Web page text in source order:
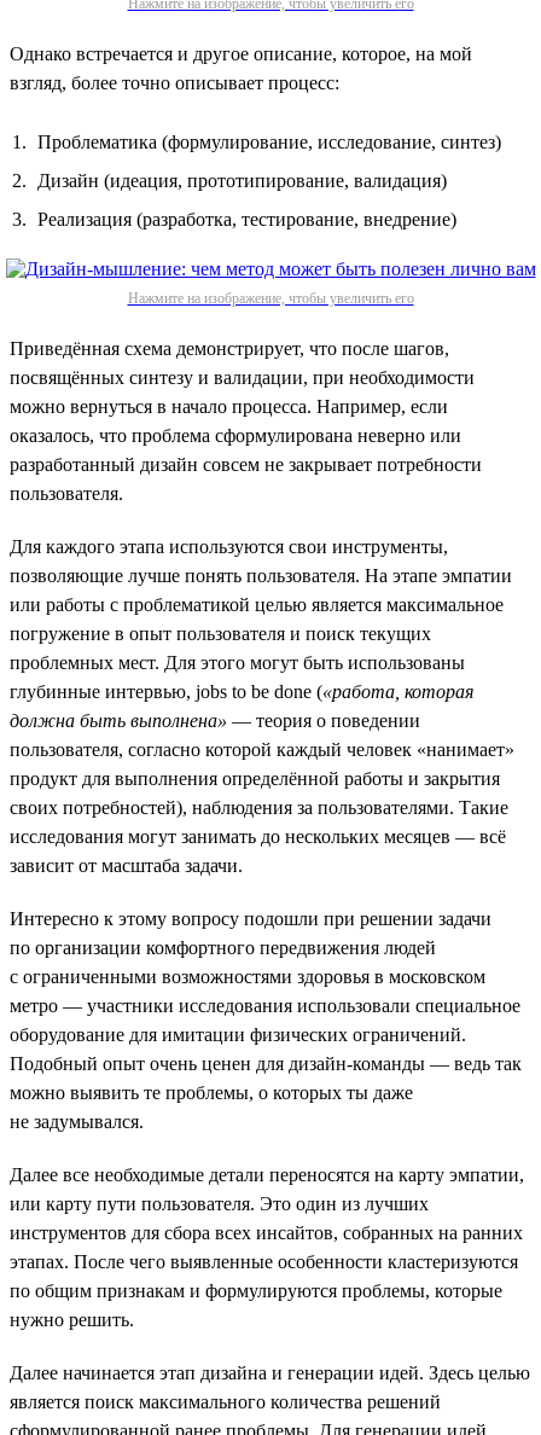
Нажмите на изображение, чтобы увеличить его
Однако встречается и другое описание, которое, на мой
взгляд, более точно описывает процесс:
Проблематика (формулирование, исследование, синтез)
Дизайн (идеация, прототипирование, валидация)
Реализация (разработка, тестирование, внедрение)
Нажмите на изображение, чтобы увеличить его
Приведённая схема демонстрирует, что после шагов,
посвящённых синтезу и валидации, при необходимости
можно вернуться в начало процесса. Например, если
оказалось, что проблема сформулирована неверно или
разработанный дизайн совсем не закрывает потребности
пользователя.
Для каждого этапа используются свои инструменты,
позволяющие лучше понять пользователя. На этапе эмпатии
или работы с проблематикой целью является максимальное
погружение в опыт пользователя и поиск текущих
проблемных мест. Для этого могут быть использованы
глубинные интервью, jobs to be done («работа, которая
должна быть выполнена» — теория о поведении
пользователя, согласно которой каждый человек «нанимает»
продукт для выполнения определённой работы и закрытия
своих потребностей), наблюдения за пользователями. Такие
исследования могут занимать до нескольких месяцев — всё
зависит от масштаба задачи.
Интересно к этому вопросу подошли при решении задачи
по организации комфортного передвижения людей
с ограниченными возможностями здоровья в московском
метро — участники исследования использовали специальное
оборудование для имитации физических ограничений.
Подобный опыт очень ценен для дизайн-команды — ведь так
можно выявить те проблемы, о которых ты даже
не задумывался.
Далее все необходимые детали переносятся на карту эмпатии,
или карту пути пользователя. Это один из лучших
инструментов для сбора всех инсайтов, собранных на ранних
этапах. После чего выявленные особенности кластеризуются
по общим признакам и формулируются проблемы, которые
нужно решить.
Далее начинается этап дизайна и генерации идей. Здесь целью
является поиск максимального количества решений
сформулированной ранее проблемы. Для генерации идей